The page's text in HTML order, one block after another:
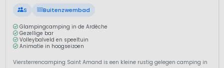
S Buitenzwembad
Glampingcamping in de Ardèche
Gezellige bar
Volleybalveld en speeltuin
Animatie in hoogseizoen
Viersterrencamping Saint Amand is een kleine rustig gelegen camping in